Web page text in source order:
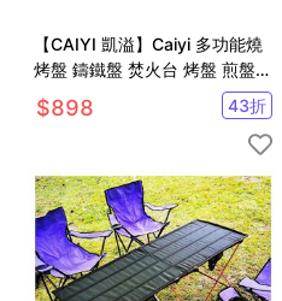
【CAIYI 凱溢】Caiyi 多功能燒
烤盤 鑄鐵盤 焚火台 烤盤 煎盤
煎烤盤 燒烤盤 露營 野營 贈送收
納袋+麻繩
$898 43折